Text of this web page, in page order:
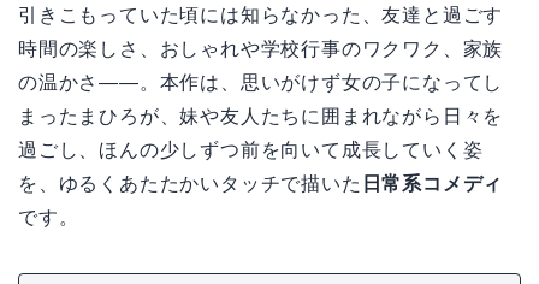
引きこもっていた頃には知らなかった、友達と過ごす
時間の楽しさ、おしゃれや学校行事のワクワク、家族
の温かさ――。本作は、思いがけず女の子になってし
まったまひろが、妹や友人たちに囲まれながら日々を
過ごし、ほんの少しずつ前を向いて成長していく姿
を、ゆるくあたたかいタッチで描いた 日常系コメディ
です。